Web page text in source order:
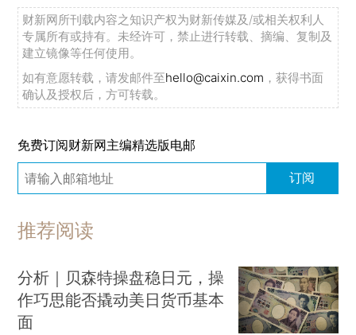
财新网所刊载内容之知识产权为财新传媒及/或相关权利人
专属所有或持有。未经许可，禁止进行转载、摘编、复制及
建立镜像等任何使用。
如有意愿转载，请发邮件至hello@caixin.com ，获得书面
确认及授权后，方可转载。
免费订阅财新网主编精选版电邮
订阅
推荐阅读
分析｜贝森特操盘稳日元，操
作巧思能否撬动美日货币基本
面